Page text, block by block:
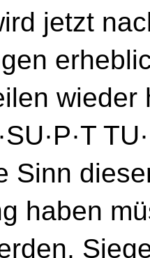
jetzt
wieder
Sinn
haben